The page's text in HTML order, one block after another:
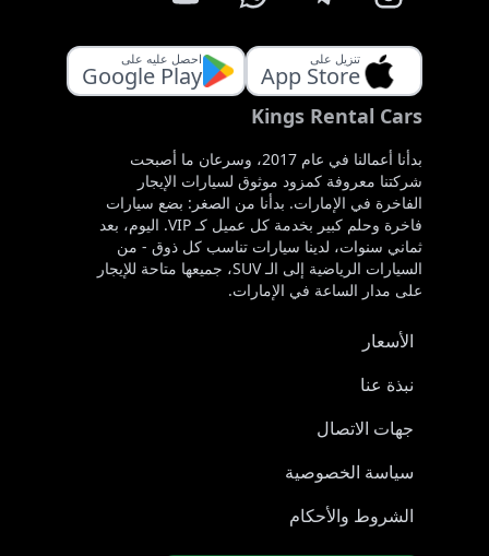
تنزيل على
App Store
احصل عليه على
Google Play
Kings Rental Cars
بدأنا أعمالنا في عام 2017، وسرعان ما أصبحت
شركتنا معروفة كمزود موثوق لسيارات الإيجار
الفاخرة في الإمارات. بدأنا من الصغر: بضع سيارات
فاخرة وحلم كبير بخدمة كل عميل كـ VIP. اليوم، بعد
ثماني سنوات، لدينا سيارات تناسب كل ذوق - من
السيارات الرياضية إلى الـ SUV، جميعها متاحة للإيجار
على مدار الساعة في الإمارات.
الأسعار
نبذة عنا
جهات الاتصال
سياسة الخصوصية
الشروط والأحكام